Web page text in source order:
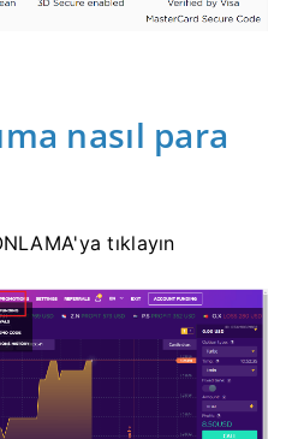
nasıl para
tıklayın